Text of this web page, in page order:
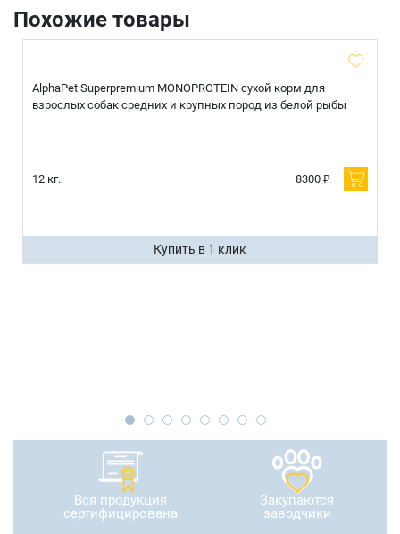
Похожие товары
AlphaPet Superpremium MONOPROTEIN сухой корм для
взрослых собак средних и крупных пород из белой рыбы
12 кг. 8300 ₽
Купить в 1 клик
Вся продукция
сертифицирована
Закупаются
заводчики